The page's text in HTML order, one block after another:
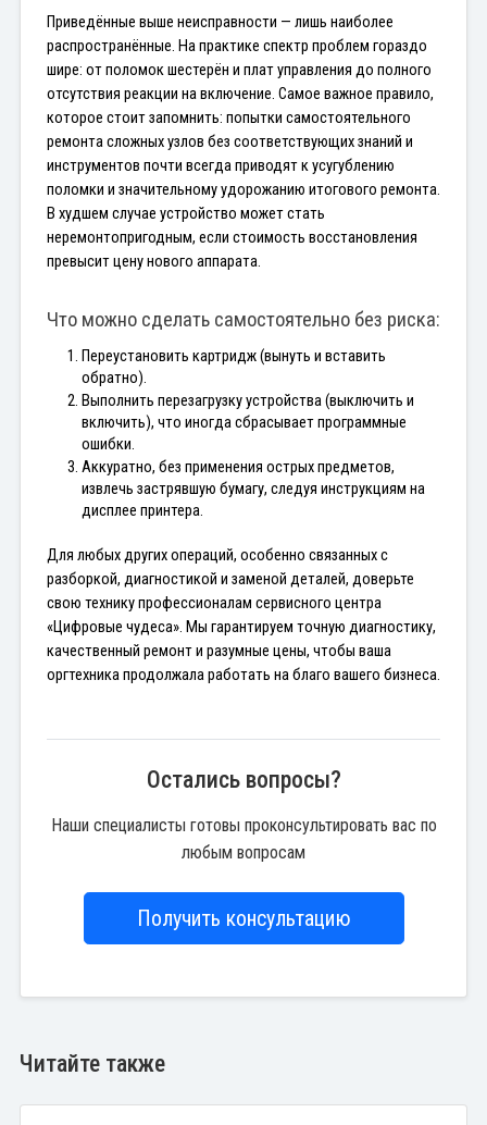
Приведённые выше неисправности — лишь наиболее
распространённые. На практике спектр проблем гораздо
шире: от поломок шестерён и плат управления до полного
отсутствия реакции на включение. Самое важное правило,
которое стоит запомнить: попытки самостоятельного
ремонта сложных узлов без соответствующих знаний и
инструментов почти всегда приводят к усугублению
поломки и значительному удорожанию итогового ремонта.
В худшем случае устройство может стать
неремонтопригодным, если стоимость восстановления
превысит цену нового аппарата.
Что можно сделать самостоятельно без риска:
Переустановить картридж (вынуть и вставить
обратно).
Выполнить перезагрузку устройства (выключить и
включить), что иногда сбрасывает программные
ошибки.
Аккуратно, без применения острых предметов,
извлечь застрявшую бумагу, следуя инструкциям на
дисплее принтера.
Для любых других операций, особенно связанных с
разборкой, диагностикой и заменой деталей, доверьте
свою технику профессионалам сервисного центра
«Цифровые чудеса». Мы гарантируем точную диагностику,
качественный ремонт и разумные цены, чтобы ваша
оргтехника продолжала работать на благо вашего бизнеса.
Остались вопросы?
Наши специалисты готовы проконсультировать вас по
любым вопросам
Получить консультацию
Читайте также